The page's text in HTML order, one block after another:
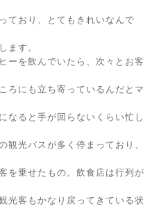
ており、とてもきれいなんで
ます。
ーを飲んでいたら、次々とお客
ろにも立ち寄っているんだとマ
なると手が回らないくらい忙し
観光バスが多く停まっており、
を乗せたもの。飲食店は行列が
光客もかなり戻ってきている状